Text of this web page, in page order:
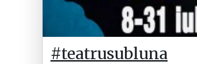
#teatrusubluna